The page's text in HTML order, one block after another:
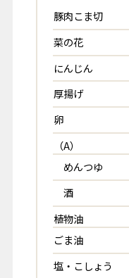
豚肉こま切
菜の花
にんじん
厚揚げ
卵
（A）
めんつゆ
酒
植物油
ごま油
塩・こしょう